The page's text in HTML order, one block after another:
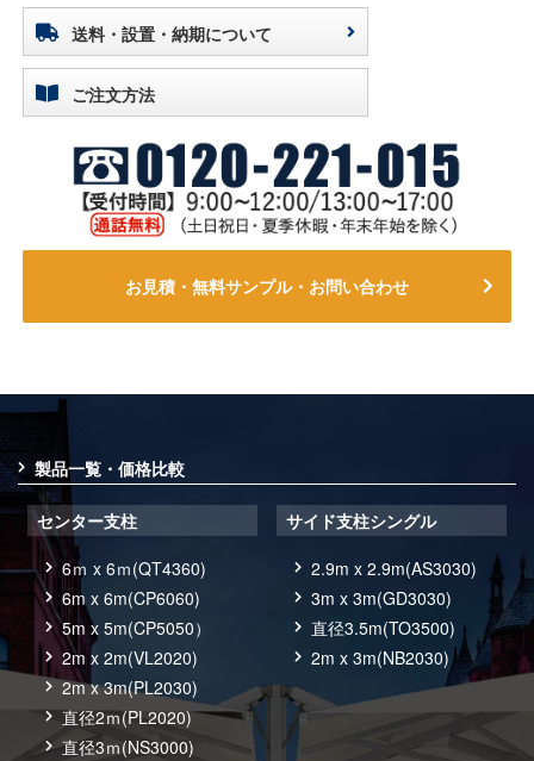
送料・設置・納期について
ご注文方法
お見積・無料サンプル・お問い合わせ
製品一覧・価格比較
センター支柱
6ｍ x 6ｍ(QT4360)
6m x 6m(CP6060)
5m x 5m(CP5050）
2m x 2m(VL2020)
2m x 3m(PL2030)
直径2ｍ(PL2020)
直径3ｍ(NS3000)
サイド支柱シングル
2.9m x 2.9m(AS3030)
3m x 3m(GD3030)
直径3.5m(TO3500)
2m x 3m(NB2030)